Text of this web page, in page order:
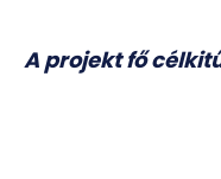
A projekt fő